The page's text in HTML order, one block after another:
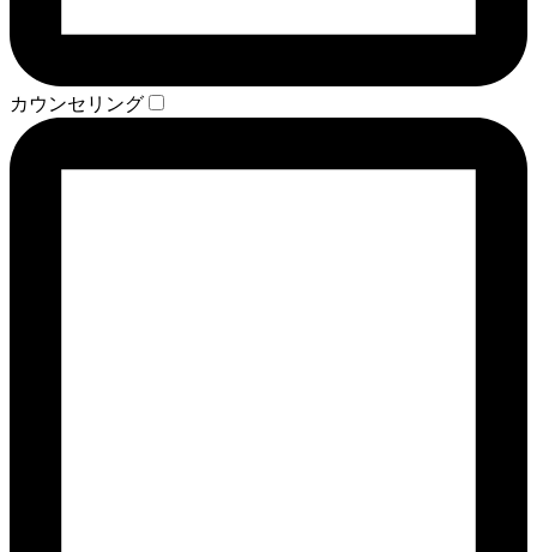
カウンセリング